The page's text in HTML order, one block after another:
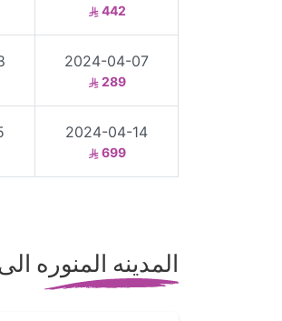
442
2024-04-07
289
2024-04-14
699
المدينه المنوره